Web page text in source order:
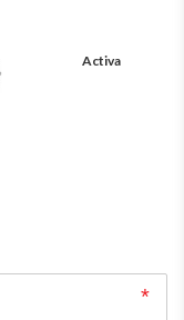
Activa